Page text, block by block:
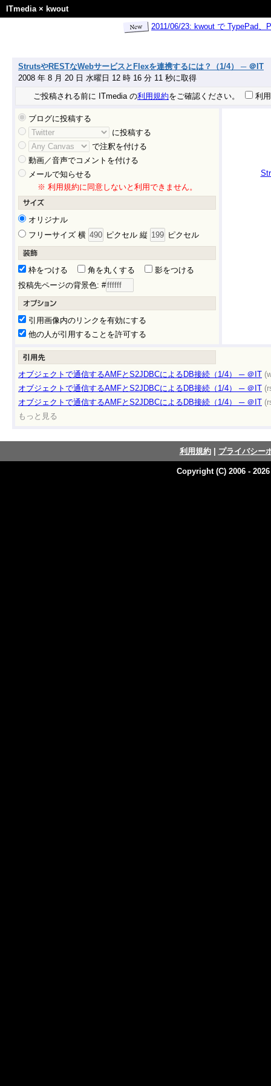
ITmedia× kwout
2011/06/23: kwout で TypePad
StrutsやRESTなWebサービスとFlexを連携するには？（1/4） ─ ＠IT
2008 年 8 月 20 日 水曜日 12 時 16 分 11 秒に取得
ご投稿される前に ITmedia の利用規約をご確認ください。 利
ブログに投稿する
に投稿する
で注釈を付ける
動画／音声でコメントを付ける
メールで知らせる
※ 利用規約に同意しないと利用できません。
オリジナル
フリーサイズ 横
ピクセル 縦 ピクセル
枠をつける 角を丸くする
影をつける
投稿先ページの背景色: #
引用画像内のリンクを有効にする
他の人が引用することを許可する
オブジェクトで通信するAMFとS2JDBCによるDB接続（1/4） ─ ＠IT
オブジェクトで通信するAMFとS2JDBCによるDB接続（1/4） ─ ＠IT
オブジェクトで通信するAMFとS2JDBCによるDB接続（1/4） ─ ＠IT
もっと見る
利用規約| プライバシー
Copyright (C) 2006 -